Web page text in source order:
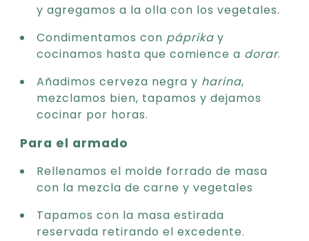
y agregamos a la olla con los vegetales.
Condimentamos con páprika y
cocinamos hasta que comience a dorar.
Añadimos cerveza negra y harina,
mezclamos bien, tapamos y dejamos
cocinar por horas.
Para el armado
Rellenamos el molde forrado de masa
con la mezcla de carne y vegetales
Tapamos con la masa estirada
reservada retirando el excedente.